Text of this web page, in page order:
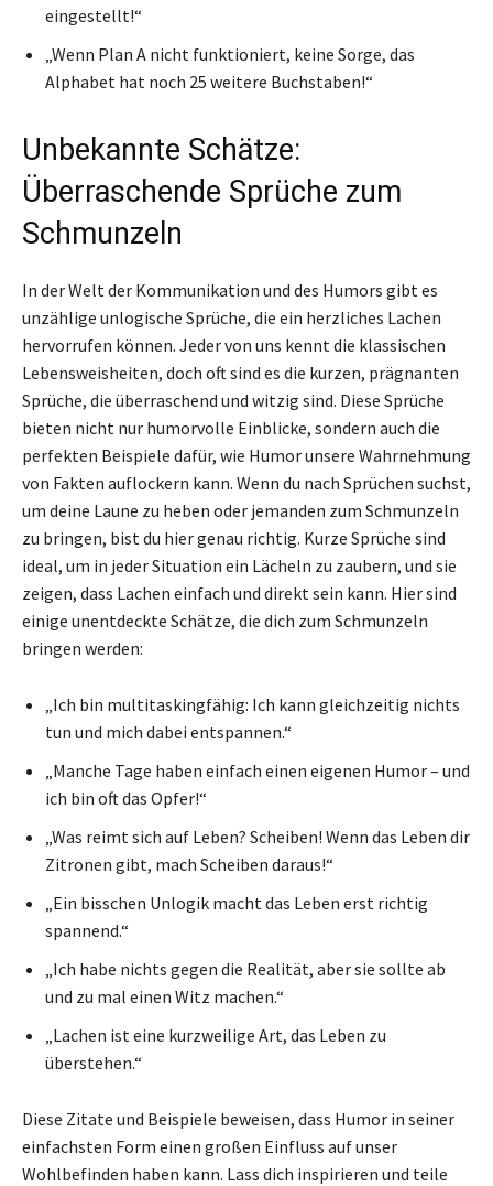
eingestellt!“
„Wenn Plan A nicht funktioniert, keine Sorge, das
Alphabet hat noch 25 weitere Buchstaben!“
Unbekannte Schätze:
Überraschende Sprüche zum
Schmunzeln
In der Welt der Kommunikation und des Humors gibt es
unzählige unlogische Sprüche, die ein herzliches Lachen
hervorrufen können. Jeder von uns kennt die klassischen
Lebensweisheiten, doch oft sind es die kurzen, prägnanten
Sprüche, die überraschend und witzig sind. Diese Sprüche
bieten nicht nur humorvolle Einblicke, sondern auch die
perfekten Beispiele dafür, wie Humor unsere Wahrnehmung
von Fakten auflockern kann. Wenn du nach Sprüchen suchst,
um deine Laune zu heben oder jemanden zum Schmunzeln
zu bringen, bist du hier genau richtig. Kurze Sprüche sind
ideal, um in jeder Situation ein Lächeln zu zaubern, und sie
zeigen, dass Lachen einfach und direkt sein kann. Hier sind
einige unentdeckte Schätze, die dich zum Schmunzeln
bringen werden:
„Ich bin multitaskingfähig: Ich kann gleichzeitig nichts
tun und mich dabei entspannen.“
„Manche Tage haben einfach einen eigenen Humor – und
ich bin oft das Opfer!“
„Was reimt sich auf Leben? Scheiben! Wenn das Leben dir
Zitronen gibt, mach Scheiben daraus!“
„Ein bisschen Unlogik macht das Leben erst richtig
spannend.“
„Ich habe nichts gegen die Realität, aber sie sollte ab
und zu mal einen Witz machen.“
„Lachen ist eine kurzweilige Art, das Leben zu
überstehen.“
Diese Zitate und Beispiele beweisen, dass Humor in seiner
einfachsten Form einen großen Einfluss auf unser
Wohlbefinden haben kann. Lass dich inspirieren und teile